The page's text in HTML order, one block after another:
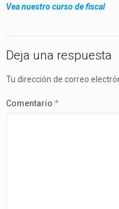
Vea nuestro curso de fiscal
Deja una respuesta
Tu dirección de correo
Comentario *